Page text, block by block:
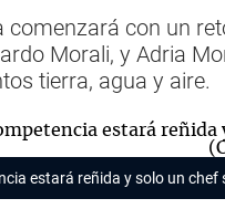
comenzará con un
Morali, y Adria
tierra, agua y aire.
estará reñida y solo un chef